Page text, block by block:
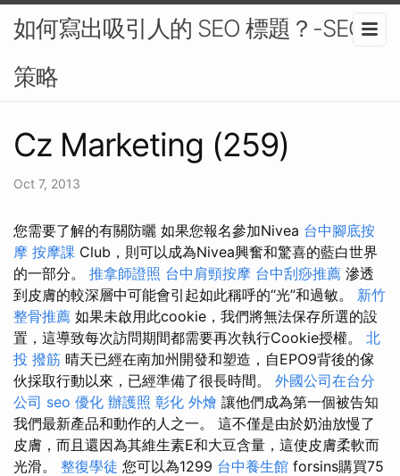
如何寫出吸引人的 SEO 標題？-SEO
策略
Cz Marketing (259)
Oct 7, 2013
您需要了解的有關防曬 如果您報名參加Nivea 台中腳底按
摩 按摩課 Club，則可以成為Nivea興奮和驚喜的藍白世界
的一部分。 推拿師證照 台中肩頸按摩 台中刮痧推薦 滲透
到皮膚的較深層中可能會引起如此稱呼的“光”和過敏。 新竹
整骨推薦 如果未啟用此cookie，我們將無法保存所選的設
置，這導致每次訪問期間都需要再次執行Cookie授權。 北
投 撥筋 晴天已經在南加州開發和塑造，自EPO9背後的傢
伙採取行動以來，已經準備了很長時間。 外國公司在台分
公司 seo 優化 辦護照 彰化 外燴 讓他們成為第一個被告知
我們最新產品和動作的人之一。 這不僅是由於奶油放慢了
皮膚，而且還因為其維生素E和大豆含量，這使皮膚柔軟而
光滑。 整復學徒 您可以為1299 台中養生館 forsins購買75